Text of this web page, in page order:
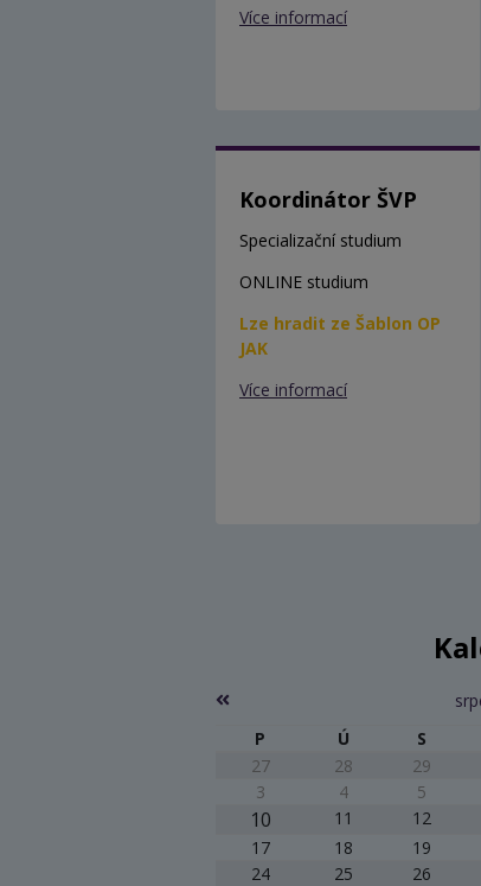
Více informací
Koordinátor ŠVP
Specializační studium
ONLINE studium
Lze hradit ze Šablon OP
JAK
Více informací
P
Ú S
27
28 29
3
4 5
10 11 12
17
18 19
24
25 26